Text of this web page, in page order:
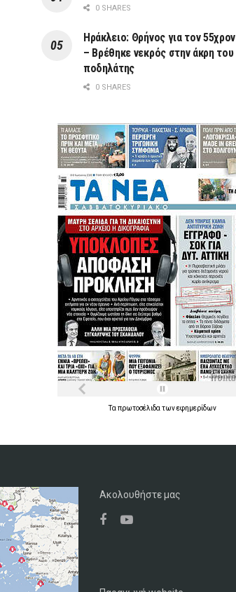
0 SHARES
Ηράκλειο: Θρήνος για τον
– Βρέθηκε νεκρός στην άκρη
ποδηλάτης
0 SHARES
Τα πρωτοσέλιδα τωνεφημερίδων
Ακολουθήστε μας